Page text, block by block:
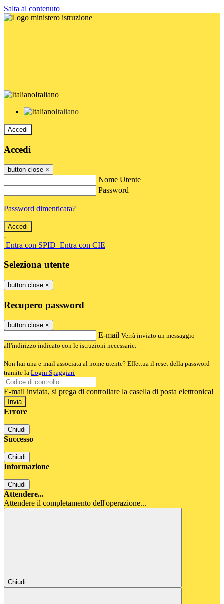
Salta al contenuto
Italiano
Italiano
Accedi
Accedi
button close ×
Nome Utente
Password
Password dimenticata?
-
Entra con SPID Entra con CIE
Seleziona utente
button close ×
Recupero password
button close ×
E-mail Verrà inviato un messaggio
all'indirizzo indicato con le istruzioni necessarie.
Non hai una e-mail associata al nome utente? Effettua il reset della password
tramite la Login Spaggiari
E-mail inviata, si prega di controllare la casella di posta elettronica!
Errore
Chiudi
Successo
Chiudi
Informazione
Chiudi
Attendere...
Attendere il completamento dell'operazione...
Chiudi